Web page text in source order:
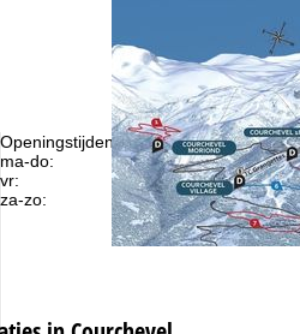
Openingstijden
ma-do:
09:00-17:00
vr:
09:00-14:00
za-zo:
gesloten